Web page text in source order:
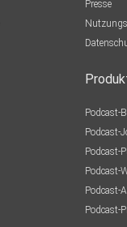
Presse
Podcast-
Podcast-
Podcast-
Podcast-
Podcast-
Podcast-